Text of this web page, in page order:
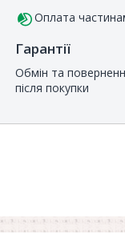
Оплата
Гарантії
Обмін та
після покупки